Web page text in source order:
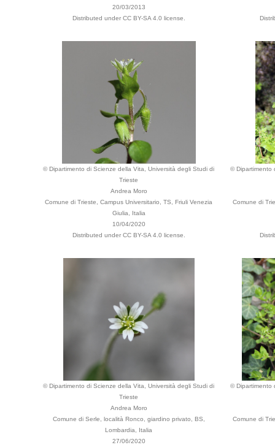
20/03/2013
Distributed under CC BY-SA 4.0 license.
© Dipartimento di Scienze della Vita, Università degli Studi di
Trieste
Andrea Moro
Comune di Trieste, Campus Universitario, TS, Friuli Venezia
Giulia, Italia
10/04/2020
Distributed under CC BY-SA 4.0 license.
© Dipartimento
Comune di
© Dipartimento di Scienze della Vita, Università degli Studi di
Trieste
Andrea Moro
Comune di Serle, località Ronco, giardino privato, BS,
Lombardia, Italia
27/06/2020
© Dipartimento
Comune di